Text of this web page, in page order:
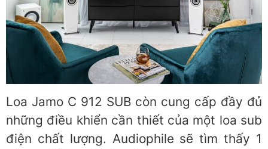
Loa Jamo C 912 SUB còn cung cấp đầy đủ
những điều khiển cần thiết của một loa sub
điện chất lượng. Audiophile sẽ tìm thấy 1